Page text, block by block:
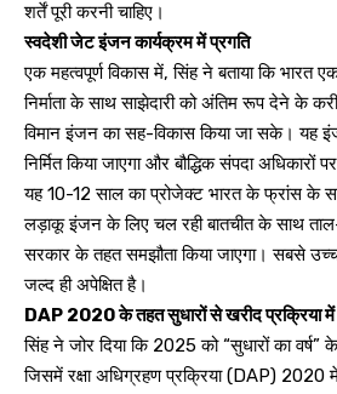
शर्तें पूरी करनी चाहिए।
स्वदेशी जेट इंजन कार्यक्रम में प्रगति
एक महत्वपूर्ण विकास में, सिंह ने बताया कि भारत
निर्माता के साथ साझेदारी को अंतिम रूप देने के
विमान इंजन का सह-विकास किया जा सके। यह
निर्मित किया जाएगा और बौद्धिक संपदा अधिकारों
यह 10-12 साल का प्रोजेक्ट भारत के फ्रांस के
लड़ाकू इंजन के लिए चल रही बातचीत के साथ
सरकार के तहत समझौता किया जाएगा। सबसे
जल्द ही अपेक्षित है।
DAP 2020 के तहत सुधारों से खरीद प्रक्रिया में
सिंह ने जोर दिया कि 2025 को “सुधारों का वर्ष”
जिसमें रक्षा अधिग्रहण प्रक्रिया (DAP) 2020 में